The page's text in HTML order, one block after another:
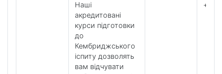
Наші
акредитовані
курси підготовки
до
Кембриджського
іспиту дозволять
вам відчувати
+